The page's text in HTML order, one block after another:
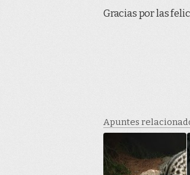
Gracias por las
Apuntes